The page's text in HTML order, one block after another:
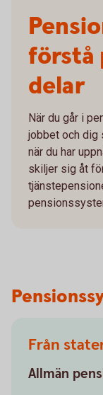
förstå
delar
När du går i
jobbet och dig
när du har
skiljer sig åt
Från
Allmän